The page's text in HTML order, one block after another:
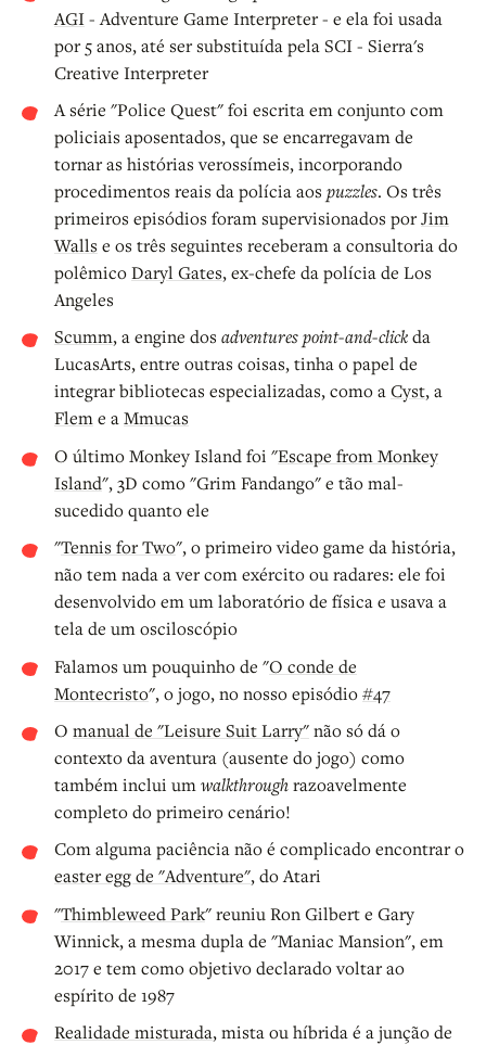
AGI- Adventure Game Interpreter - e ela foi usada
por 5 anos, até ser substituída pela SCI - Sierra's
Creative Interpreter
A série "Police Quest" foi escrita em conjunto com
policiais aposentados, que se encarregavam de
tornar as histórias verossímeis, incorporando
procedimentos reais da polícia aos puzzles. Os três
primeiros episódios foram supervisionados porJim
Walls e os três seguintes receberam a consultoria do
polêmicoDaryl Gates, ex-chefe da polícia de Los
Angeles
Scumm, a engine dos adventures point-and-clickda
LucasArts, entre outras coisas, tinha o papel de
integrar bibliotecas especializadas, como aCyst, a
Fleme aMmucas
O último Monkey Island foi "Escape from Monkey
Island", 3D como "Grim Fandango" e tão mal-
sucedido quanto ele
"Tennis for Two", o primeiro video game da história,
não tem nada a ver com exército ou radares: ele foi
desenvolvido em um laboratório de física e usava a
tela de um osciloscópio
Falamos um pouquinho de "O conde de
Montecristo", o jogo, no nosso episódio#47
O manual de "Leisure Suit Larry"não só dá o
contexto da aventura (ausente do jogo) como
também inclui umwalkthroughrazoavelmente
completo do primeiro cenário!
Com alguma paciência não é complicado encontrar o
easter egg de "Adventure", do Atari
"Thimbleweed Park" reuniu Ron Gilbert e Gary
Winnick, a mesma dupla de "Maniac Mansion", em
2017 e tem como objetivo declarado voltar ao
espírito de 1987
Realidade misturada, mista ou híbrida é a junção de